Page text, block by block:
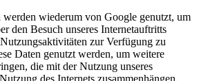
werden wiederum von Google genutzt, um
den Besuch unseres Internetauftritts
zur Verfügung zu
Daten genutzt werden, um weitere
die mit der Nutzung unseres
des Internets zusammenhängen.